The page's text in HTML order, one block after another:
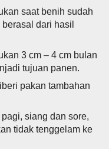
saat benih sudah
dari hasil
3 cm – 4 cm bulan
tujuan panen.
pakan tambahan
siang dan sore,
tidak tenggelam ke